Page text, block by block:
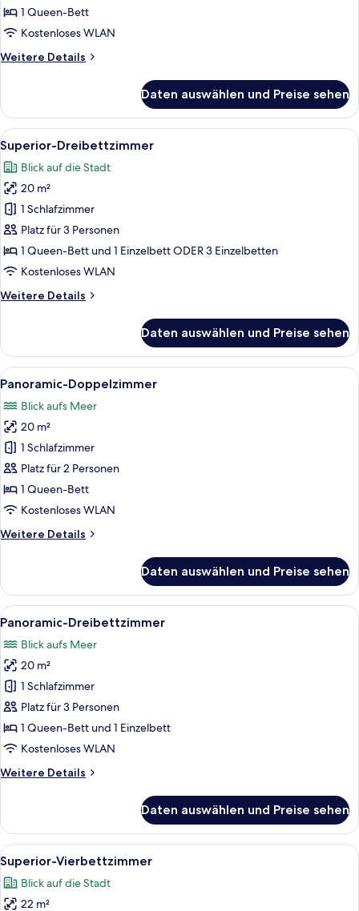
1 Queen-Bett
Kostenloses WLAN
Weitere Details
Weitere
Doppelzimmer
Daten auswählen und Preise sehen
Alle
Fotos
für
Superior-
Dreibettzimmer
anzeigen
Ein Hotelzimmer mit einem großen
5
Superior-Dreibettzimmer
Blick auf die Stadt
20 m²
1 Schlafzimmer
Platz für 3 Personen
1 Queen-Bett und 1 Einzelbett ODER 3 Einzelbetten
Kostenloses WLAN
Weitere Details
Weitere
Dreibettzimmer
Daten auswählen und Preise sehen
Alle
Fotos
für
Panoramic-
Doppelzimmer
anzeigen
Ein Hotelzimmer mit einem großen
7
Panoramic-Doppelzimmer
Blick aufs Meer
20 m²
1 Schlafzimmer
Platz für 2 Personen
1 Queen-Bett
Kostenloses WLAN
Weitere Details
Weitere
Doppelzimmer
Daten auswählen und Preise sehen
Alle
Fotos
für
Panoramic-
Dreibettzimmer
anzeigen
Ein Hotelzimmer mit einem großen
9
Panoramic-Dreibettzimmer
Blick aufs Meer
20 m²
1 Schlafzimmer
Platz für 3 Personen
1 Queen-Bett und 1 Einzelbett
Kostenloses WLAN
Weitere Details
Weitere
Dreibettzimmer
Daten auswählen und Preise sehen
Alle
Fotos
für
Superior-
Ein Hotelzimmer mit einem großen
5
Superior-Vierbettzimmer
Blick auf die Stadt
22 m²